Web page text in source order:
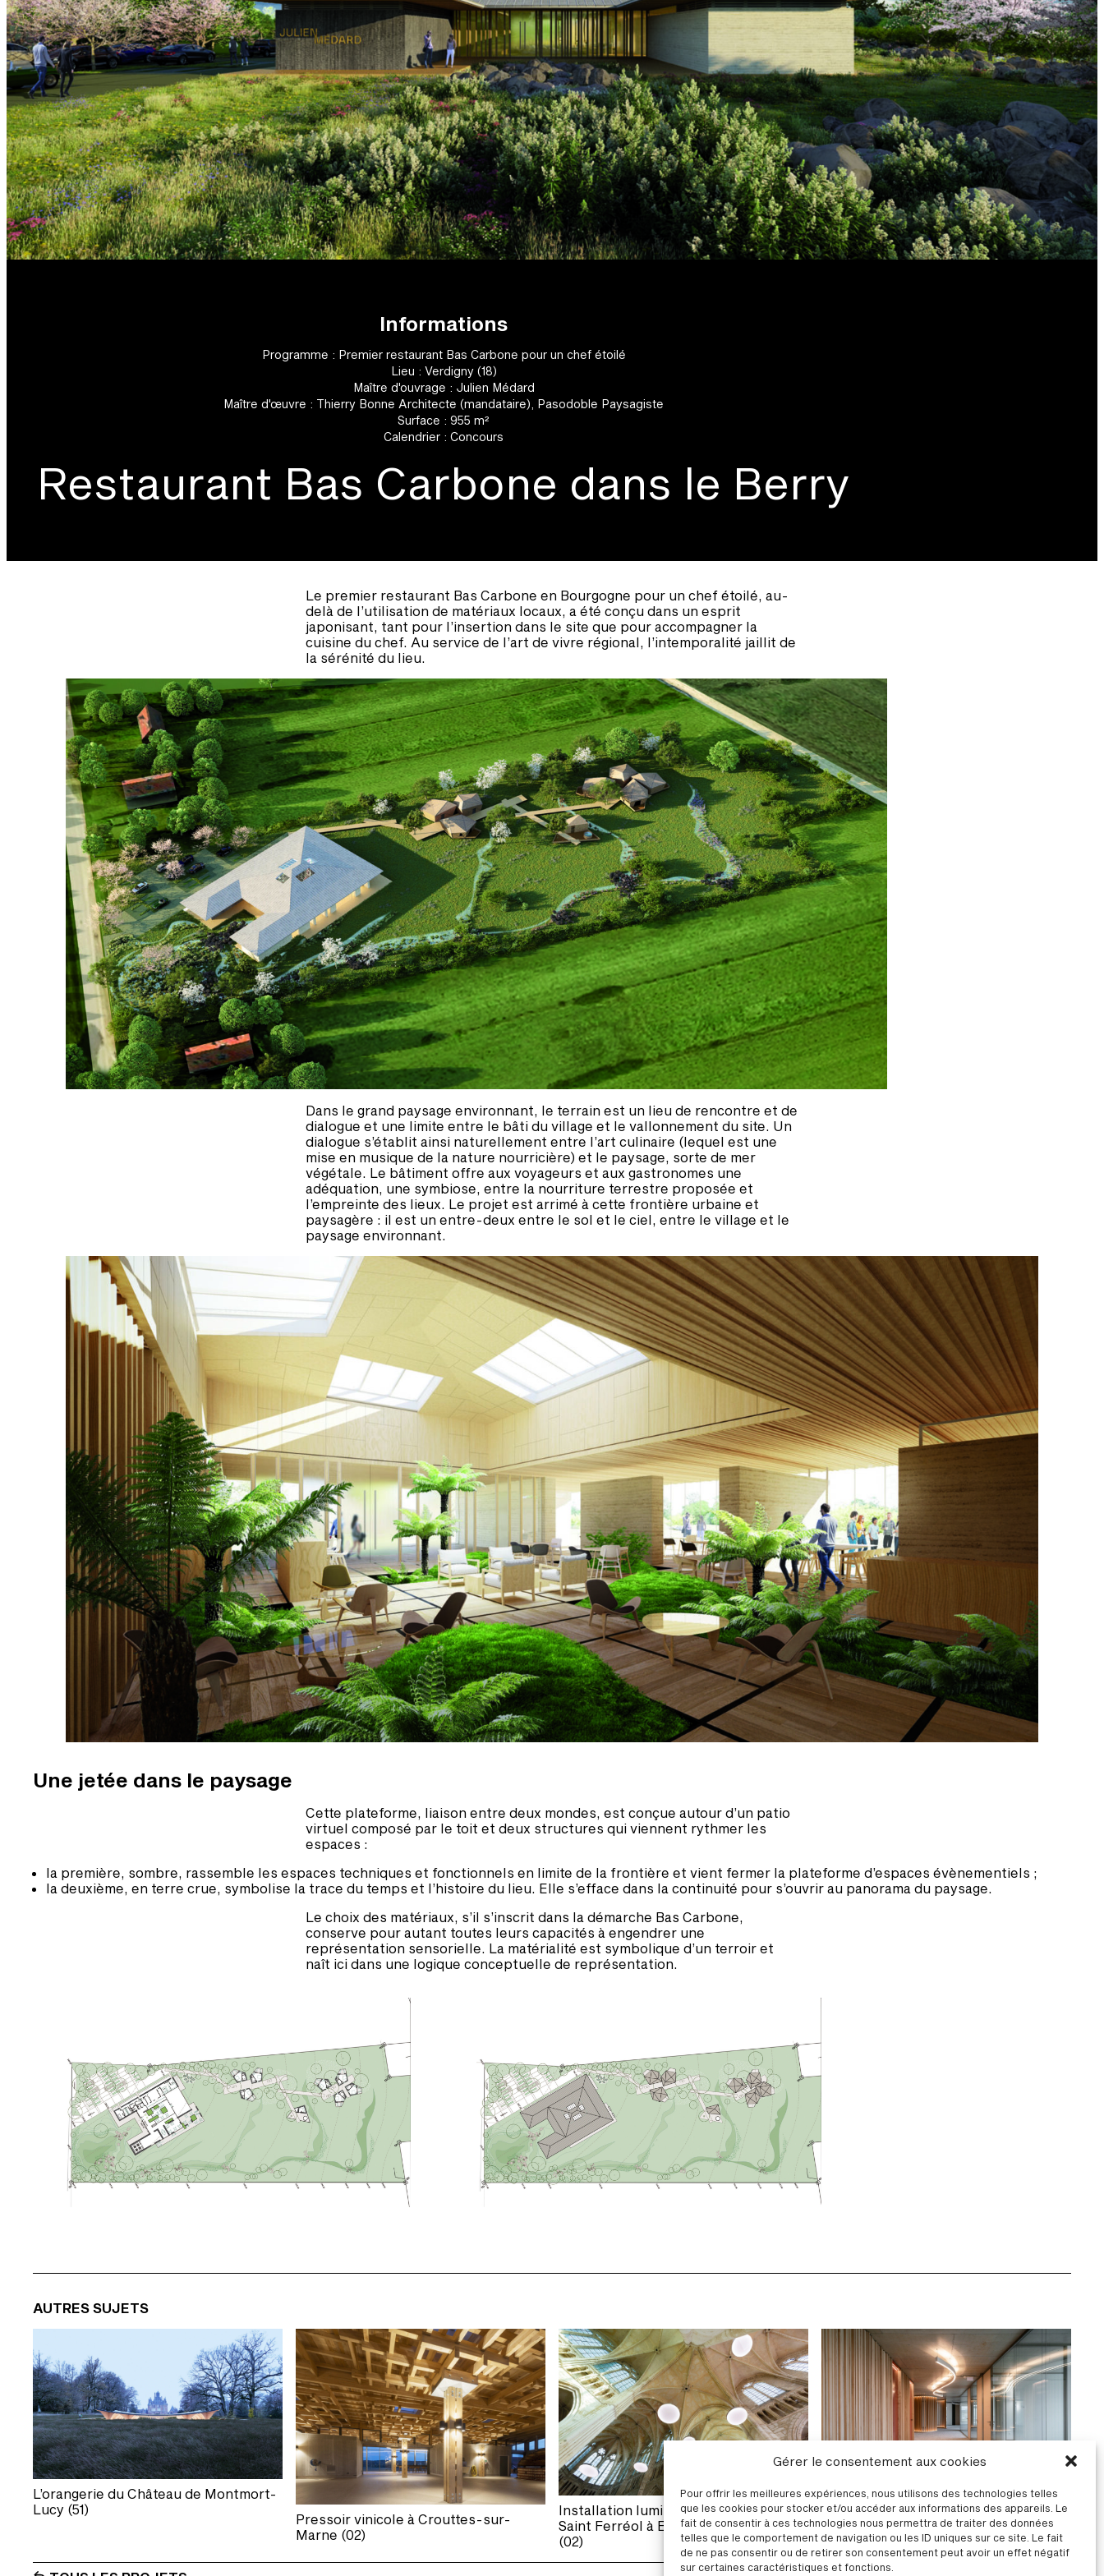
Gérer le consentement aux cookies
Pour offrir les meilleures expériences, nous utilisons des technologies telles
que les cookies pour stocker et/ou accéder aux informations des appareils. Le
fait de consentir à ces technologies nous permettra de traiter des données
telles que le comportement de navigation ou les ID uniques sur ce site. Le fait
de ne pas consentir ou de retirer son consentement peut avoir un effet négatif
sur certaines caractéristiques et fonctions.
Informations
Programme : Premier restaurant Bas Carbone pour un chef étoilé
Lieu : Verdigny (18)
Maître d'ouvrage : Julien Médard
Maître d'œuvre : Thierry Bonne Architecte (mandataire), Pasodoble Paysagiste
Surface : 955 m²
Calendrier : Concours
Restaurant Bas Carbone dans le Berry
Le premier restaurant Bas Carbone en Bourgogne pour un chef étoilé, au-
delà de l’utilisation de matériaux locaux, a été conçu dans un esprit
japonisant, tant pour l’insertion dans le site que pour accompagner la
cuisine du chef. Au service de l’art de vivre régional, l’intemporalité jaillit de
la sérénité du lieu.
Dans le grand paysage environnant, le terrain est un lieu de rencontre et de
dialogue et une limite entre le bâti du village et le vallonnement du site. Un
dialogue s’établit ainsi naturellement entre l’art culinaire (lequel est une
mise en musique de la nature nourricière) et le paysage, sorte de mer
végétale. Le bâtiment offre aux voyageurs et aux gastronomes une
adéquation, une symbiose, entre la nourriture terrestre proposée et
l’empreinte des lieux. Le projet est arrimé à cette frontière urbaine et
paysagère : il est un entre-deux entre le sol et le ciel, entre le village et le
paysage environnant.
Une jetée dans le paysage
Cette plateforme, liaison entre deux mondes, est conçue autour d’un patio
virtuel composé par le toit et deux structures qui viennent rythmer les
espaces :
la première, sombre, rassemble les espaces techniques et fonctionnels en limite de la frontière et vient fermer la plateforme d’espaces évènementiels ;
la deuxième, en terre crue, symbolise la trace du temps et l’histoire du lieu. Elle s’efface dans la continuité pour s’ouvrir au panorama du paysage.
Le choix des matériaux, s’il s’inscrit dans la démarche Bas Carbone,
conserve pour autant toutes leurs capacités à engendrer une
représentation sensorielle. La matérialité est symbolique d’un terroir et
naît ici dans une logique conceptuelle de représentation.
AUTRES SUJETS
L’orangerie du Château de Montmort-
Lucy (51)
Pressoir vinicole à Crouttes-sur-
Marne (02)
Installation lumineuse dans Abbatiale
Saint Ferréol à Essômes-sur-Marne
(02)
Immeuble Zash à Bezannes (51)